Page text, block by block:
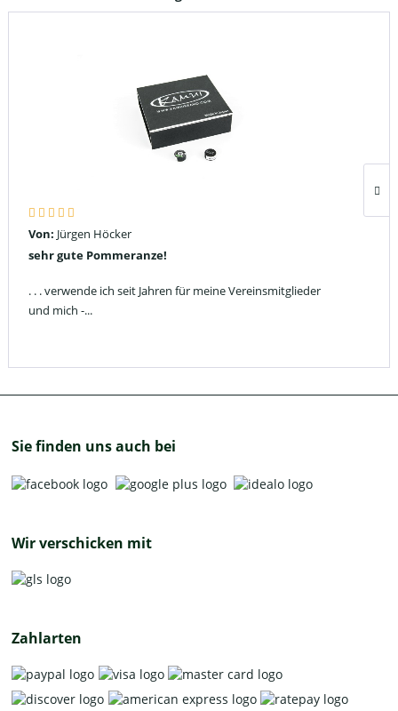
Von: Jürgen Höcker
sehr gute Pommeranze!
. . . verwende ich seit Jahren für meine Vereinsmitglieder
und mich -...
Sie finden uns auch bei
Wir verschicken mit
Zahlarten